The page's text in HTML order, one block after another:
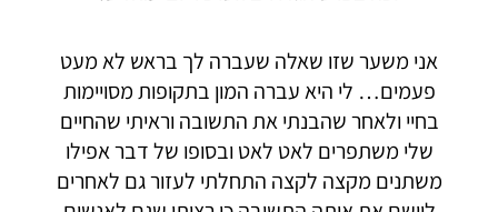
אני משער שזו שאלה שעברה לך בראש לא מעט
פעמים… לי היא עברה המון בתקופות מסויימות
בחיי ולאחר שהבנתי את התשובה וראיתי שהחיים
שלי משתפרים לאט לאט ובסופו של דבר אפילו
משתנים מקצה לקצה התחלתי לעזור גם לאחרים